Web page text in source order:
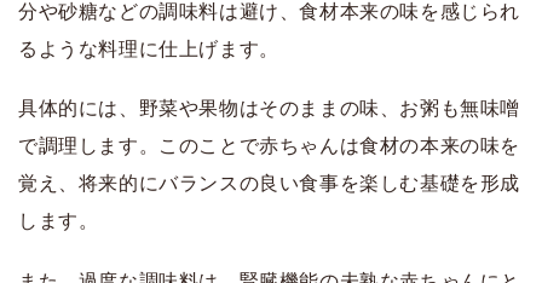
分や砂糖などの調味料は避け、食材本来の味を感じられ
るような料理に仕上げます。
具体的には、野菜や果物はそのままの味、お粥も無味噌
で調理します。このことで赤ちゃんは食材の本来の味を
覚え、将来的にバランスの良い食事を楽しむ基礎を形成
します。